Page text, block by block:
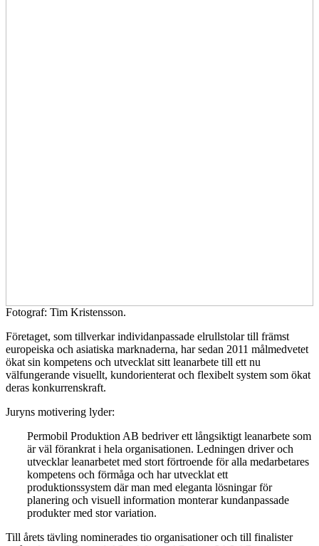
Fotograf: Tim Kristensson.
Företaget, som tillverkar individanpassade elrullstolar till främst
europeiska och asiatiska marknaderna, har sedan 2011 målmedvetet
ökat sin kompetens och utvecklat sitt leanarbete till ett nu
välfungerande visuellt, kundorienterat och flexibelt system som ökat
deras konkurrenskraft.
Juryns motivering lyder:
Permobil Produktion AB bedriver ett långsiktigt leanarbete som
är väl förankrat i hela organisationen. Ledningen driver och
utvecklar leanarbetet med stort förtroende för alla medarbetares
kompetens och förmåga och har utvecklat ett
produktionssystem där man med eleganta lösningar för
planering och visuell information monterar kundanpassade
produkter med stor variation.
Till årets tävling nominerades tio organisationer och till finalister